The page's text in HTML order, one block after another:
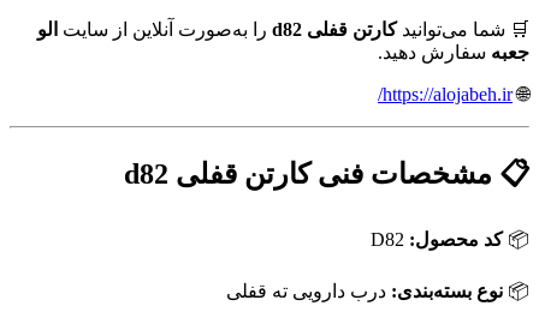
🛒 شما می‌توانیدکارتن قفلی d82 را به‌صورت آنلاین از سایت الو
جعبه سفارش دهید.
🌐
https://alojabeh.ir/
📋 مشخصات فنی کارتن قفلی d82
📦کد محصول:
📦 نوع بسته‌بندی: درب دارویی ته قفلی